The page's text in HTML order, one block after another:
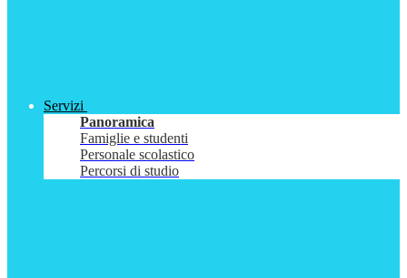
Servizi
Panoramica
Famiglie e studenti
Personale scolastico
Percorsi di studio